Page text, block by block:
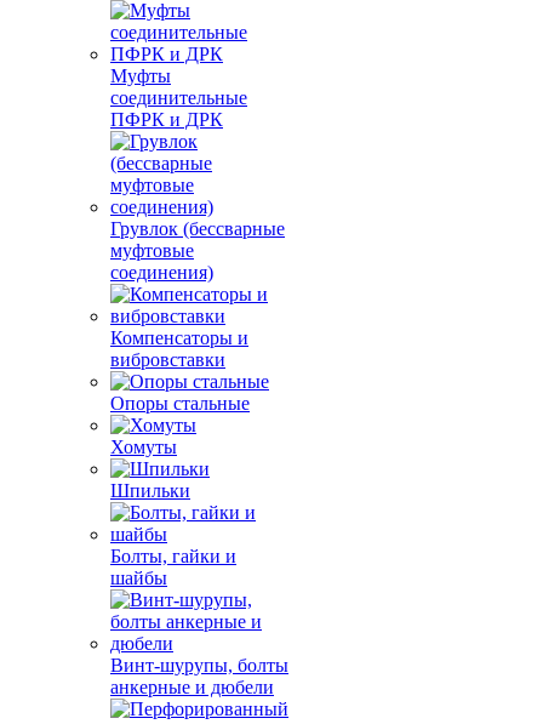
Муфты
соединительные
ПФРК и ДРК
Грувлок (бессварные
муфтовые
соединения)
Компенсаторы и
вибровставки
Опоры стальные
Хомуты
Шпильки
Болты, гайки и
шайбы
Винт-шурупы, болты
анкерные и дюбели